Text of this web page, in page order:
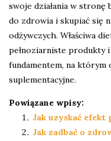
swoje działania w
do zdrowia i skupiać się
odżywczych. Właściwa
pełnoziarniste produkty
fundamentem, na którym
suplementacyjne.
Powiązane wpisy:
Jak uzyskać
Jak zadbać o